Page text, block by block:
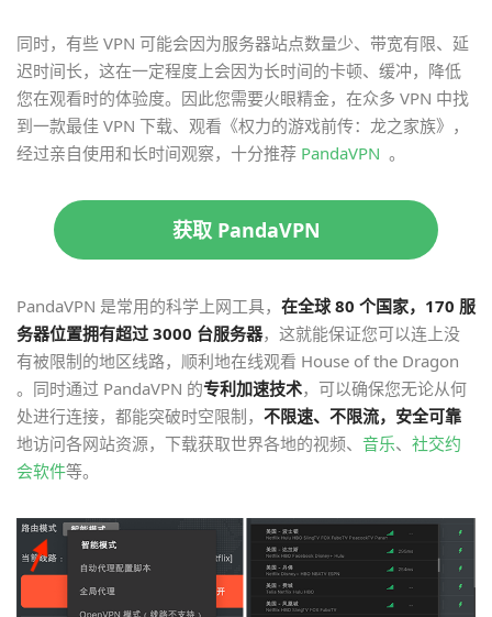
同时，有些 VPN 可能会因为服务器站点数量少、带宽有限、延
迟时间长，这在一定程度上会因为长时间的卡顿、缓冲，降低
您在观看时的体验度。因此您需要火眼精金，在众多 VPN 中找
到一款最佳 VPN 下载、观看《权力的游戏前传：龙之家族》，
经过亲自使用和长时间观察，十分推荐 PandaVPN 。
获取 PandaVPN
PandaVPN 是常用的科学上网工具， 在全球 80 个国家，170 服
务器位置拥有超过 3000 台服务器，这就能保证您可以连上没
有被限制的地区线路，顺利地在线观看 House of the Dragon
。同时通过 PandaVPN 的专利加速技术，可以确保您无论从何
处进行连接，都能突破时空限制， 不限速、不限流，安全可靠
地访问各网站资源，下载获取世界各地的视频、 音乐、 社交约
会软件等。